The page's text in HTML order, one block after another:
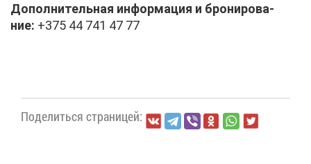
До­пол­ни­тель­ная ин­фор­ма­ция и бро­ни­ро­ва­
ние: +375 44 741 47 77
По­де­лить­ся стра­ни­цей: